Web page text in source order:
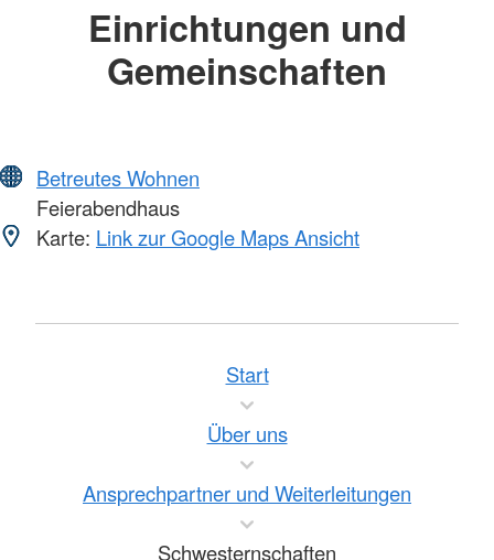
Einrichtungen und
Gemeinschaften
Betreutes Wohnen
Feierabendhaus
Karte: Link zur Google Maps Ansicht
Start
Über uns
Ansprechpartner und Weiterleitungen
Schwesternschaften